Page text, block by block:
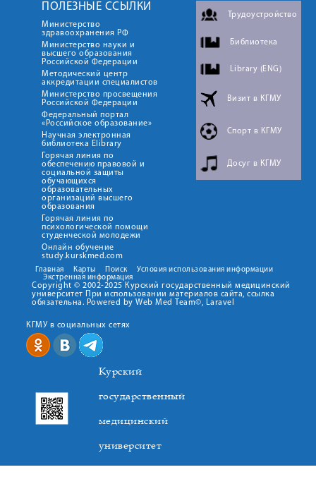
ПОЛЕЗНЫЕ ССЫЛКИ
Министерство
здравоохранения РФ
Министерство науки и
высшего образования
Российской Федерации
Методический центр
аккредитации специалистов
Министерство просвещения
Российской Федерации
Федеральный портал
«Российское образование»
Научная электронная
библиотека Elibrary
Горячая линия по
обеспечению правовой и
социальной защиты
обучающихся
образовательных
организаций высшего
образования
Горячая линия по
психологической помощи
студенческой молодежи
Онлайн обучение
study.kurskmed.com
Трудоустройство
Библиотека
Library (ENG)
Визит в КГМУ
Спорт в КГМУ
Досуг в КГМУ
Главная Карты Поиск
Условия использования информации
Экстренная информация
Copyright © 2002-2025 Курский государственный медицинский
университет При использовании материалов сайта, ссылка
обязательна. Powered by Web Med Team©, Laravel
КГМУ в социальных сетях
Курский
государственный
медицинский
университет